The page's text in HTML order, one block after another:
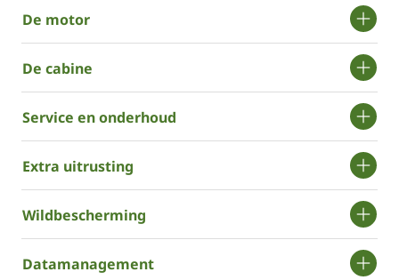
De motor
De cabine
Service en onderhoud
Extra uitrusting
Wildbescherming
Datamanagement